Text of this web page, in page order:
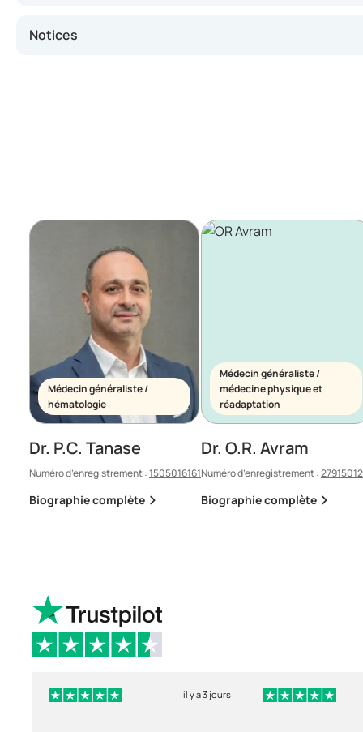
Notices
Médecin généraliste /
hématologie
Dr. P.C. Tanase
Numéro d’enregistrement :1505016161
Biographie complète
Médecin généraliste /
médecine physique et
réadaptation
Dr. O.R. Avram
Numéro d’enregistrement :
Biographie complète
il y a 3 jours